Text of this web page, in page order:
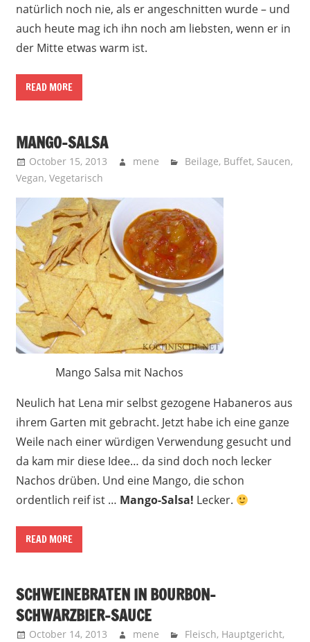
natürlich noch nie, als er angeschnitten wurde – und
auch heute mag ich ihn noch am liebsten, wenn er in
der Mitte etwas warm ist.
READ MORE
MANGO-SALSA
October 15, 2013 mene Beilage, Buffet, Saucen,
Vegan, Vegetarisch
Mango Salsa mit Nachos
Neulich hat Lena mir selbst gezogene Habaneros aus
ihrem Garten mit gebracht. Jetzt habe ich eine ganze
Weile nach einer würdigen Verwendung gesucht und
da kam mir diese Idee… da sind doch noch lecker
Nachos drüben. Und eine Mango, die schon
ordentlich reif ist … Mango-Salsa! Lecker.
READ MORE
SCHWEINEBRATEN IN BOURBON-
SCHWARZBIER-SAUCE
October 14, 2013 mene Fleisch, Hauptgericht,